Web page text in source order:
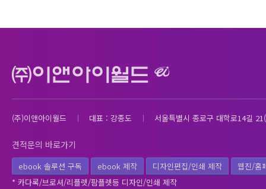
(주)이앤아이월드 대표 : 강종도 서울특별시 종로구 대학로14길
견적문의 바로가기
ebook 솔루션 구독 ebook 제작 디자인편집/인쇄 제작
웹진/홈
* 카다록/브로셔/리플렛/팜플렛등 디자인/인쇄 제작